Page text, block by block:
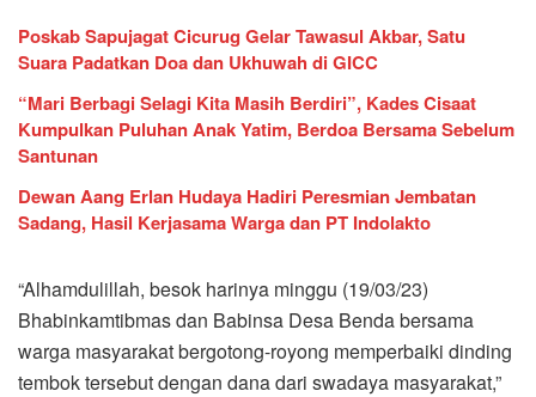
Poskab Sapujagat Cicurug Gelar Tawasul Akbar, Satu
Suara Padatkan Doa dan Ukhuwah di GICC
“Mari Berbagi Selagi Kita Masih Berdiri”, Kades Cisaat
Kumpulkan Puluhan Anak Yatim, Berdoa Bersama Sebelum
Santunan
Dewan Aang Erlan Hudaya Hadiri Peresmian Jembatan
Sadang, Hasil Kerjasama Warga dan PT Indolakto
“Alhamdulillah, besok harinya minggu (19/03/23)
Bhabinkamtibmas dan Babinsa Desa Benda bersama
warga masyarakat bergotong-royong memperbaiki dinding
tembok tersebut dengan dana dari swadaya masyarakat,”